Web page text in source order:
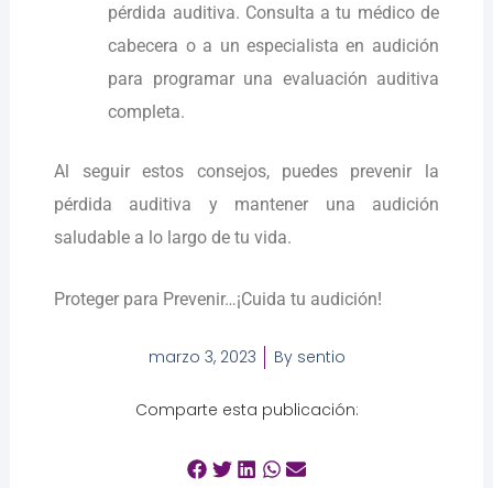
pérdida auditiva. Consulta a tu médico de
cabecera o a un especialista en audición
para programar una evaluación auditiva
completa.
Al seguir estos consejos, puedes prevenir la
pérdida auditiva y mantener una audición
saludable a lo largo de tu vida.
Proteger para Prevenir…¡Cuida tu audición!
marzo 3, 2023 Bysentio
Comparte esta publicación: